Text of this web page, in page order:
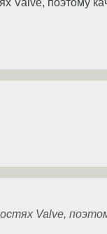
Valve, поэтому
Valve,